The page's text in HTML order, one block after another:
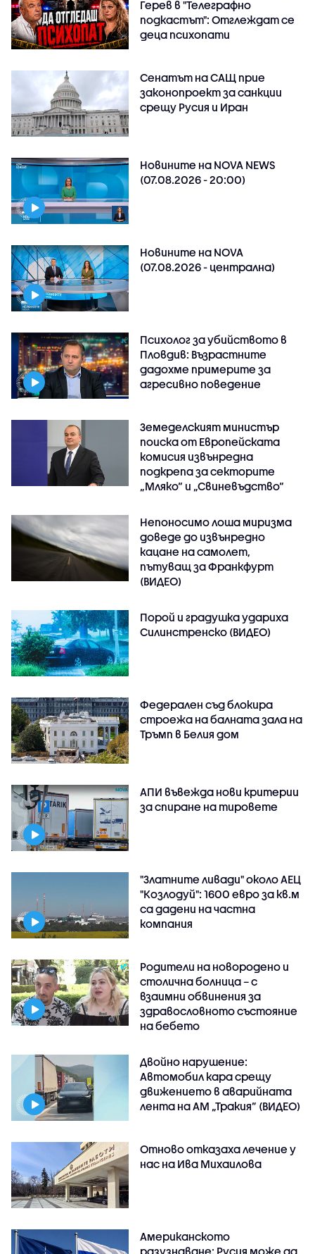
Герев в "Телеграфно
подкастът": Отглеждат се
деца психопати
Сенатът на САЩ прие
законопроект за санкции
срещу Русия и Иран
Новините на NOVA NEWS
(07.08.2026 - 20:00)
Новините на NOVA
(07.08.2026 - централна)
Психолог за убийството в
Пловдив: Възрастните
дадохме примерите за
агресивно поведение
Земеделският министър
поиска от Европейската
комисия извънредна
подкрепа за секторите
„Мляко“ и „Свиневъдство“
Непоносимо лоша миризма
доведе до извънредно
кацане на самолет,
пътуващ за Франкфурт
(ВИДЕО)
Порой и градушка удариха
Силинстренско (ВИДЕО)
Федерален съд блокира
строежа на балната зала на
Тръмп в Белия дом
АПИ въвежда нови критерии
за спиране на тировете
"Златните ливади" около АЕЦ
"Козлодуй": 1600 евро за кв.м
са дадени на частна
компания
Родители на новородено и
столична болница – с
взаимни обвинения за
здравословното състояние
на бебето
Двойно нарушение:
Автомобил кара срещу
движението в аварийната
лента на АМ „Тракия” (ВИДЕО)
Отново отказаха лечение у
нас на Ива Михаилова
Американското
разузнаване: Русия може да